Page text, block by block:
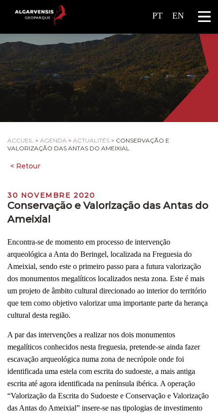
PT EN
ACCUEIL > AGENDA > ACTUALITÉS > CONSERVAÇÃO E
VALORIZAÇÃO DAS ANTAS DO AMEIXIAL
30 NOVEMBRE 2020
Conservação e Valorização das Antas do
Ameixial
Encontra-se de momento em processo de intervenção
arqueológica a Anta do Beringel, localizada na Freguesia do
Ameixial, sendo este o primeiro passo para a futura valorização
dos monumentos megalíticos localizados nesta zona. Este é mais
um projeto de âmbito cultural direcionado ao interior do território
que tem como objetivo valorizar uma importante parte da herança
cultural desta região.
A par das intervenções a realizar nos dois monumentos
megalíticos conhecidos nesta freguesia, pretende-se ainda fazer
escavação arqueológica numa zona de necrópole onde foi
identificada uma estela com escrita do sudoeste, a mais antiga
escrita até agora identificada na península ibérica. A operação
“Valorização da Escrita do Sudoeste e Conservação e Valorização
das Antas do Ameixial” insere-se nas tipologias de investimento